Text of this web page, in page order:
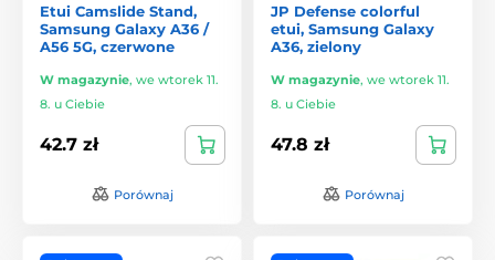
Etui Camslide Stand,
Samsung Galaxy A36 /
A56 5G, czerwone
W magazynie, we wtorek 11.
8. u Ciebie
42.7 zł
Porównaj
JP Defense colorful
etui, Samsung Galaxy
A36, zielony
W magazynie, we wtorek 11.
8. u Ciebie
47.8 zł
Porównaj